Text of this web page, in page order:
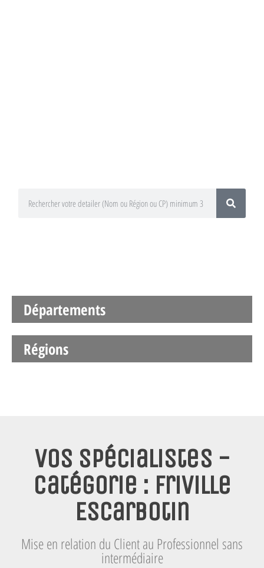
Départements
Régions
Vos spécialistes -
Catégorie : Friville
Escarbotin
Mise en relation du Client au Professionnel sans
intermédiaire